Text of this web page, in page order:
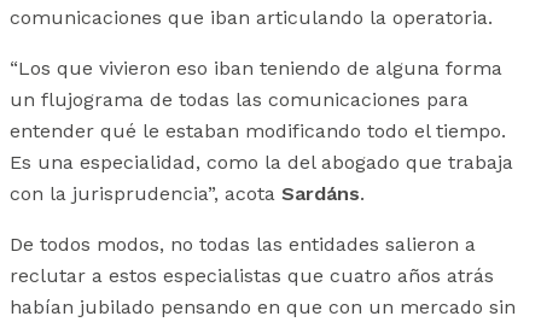
comunicaciones que iban articulando la operatoria.
“Los que vivieron eso iban teniendo de alguna forma
un flujograma de todas las comunicaciones para
entender qué le estaban modificando todo el tiempo.
Es una especialidad, como la del abogado que trabaja
con la jurisprudencia”, acota Sardáns.
De todos modos, no todas las entidades salieron a
reclutar a estos especialistas que cuatro años atrás
habían jubilado pensando en que con un mercado sin